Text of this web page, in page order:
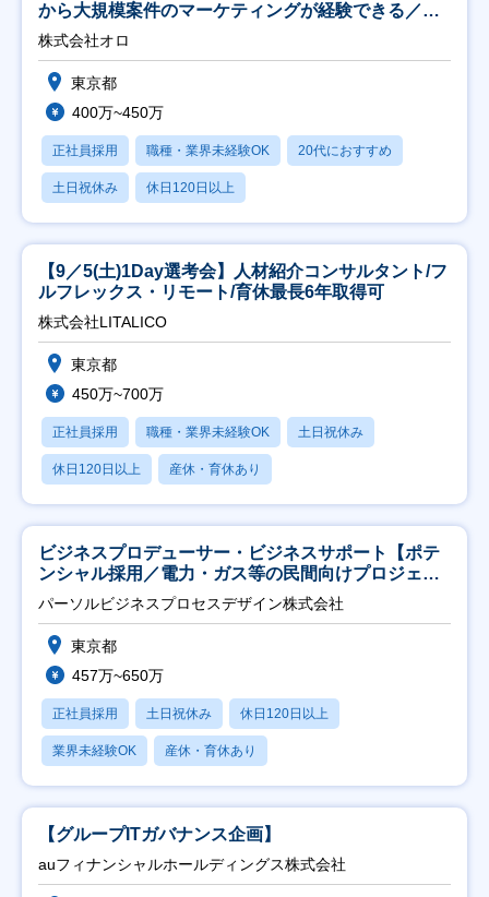
から大規模案件のマーケティングが経験できる／研
修充実】
株式会社オロ
東京都
400万~450万
正社員採用 職種・業界未経験OK 20代におすすめ
土日祝休み 休日120日以上
【9／5(土)1Day選考会】人材紹介コンサルタント/フ
ルフレックス・リモート/育休最長6年取得可
株式会社LITALICO
東京都
450万~700万
正社員採用 職種・業界未経験OK 土日祝休み
休日120日以上 産休・育休あり
ビジネスプロデューサー・ビジネスサポート【ポテ
ンシャル採用／電力・ガス等の民間向けプロジェク
ト推進】
パーソルビジネスプロセスデザイン株式会社
東京都
457万~650万
正社員採用 土日祝休み 休日120日以上
業界未経験OK 産休・育休あり
【グループITガバナンス企画】
auフィナンシャルホールディングス株式会社